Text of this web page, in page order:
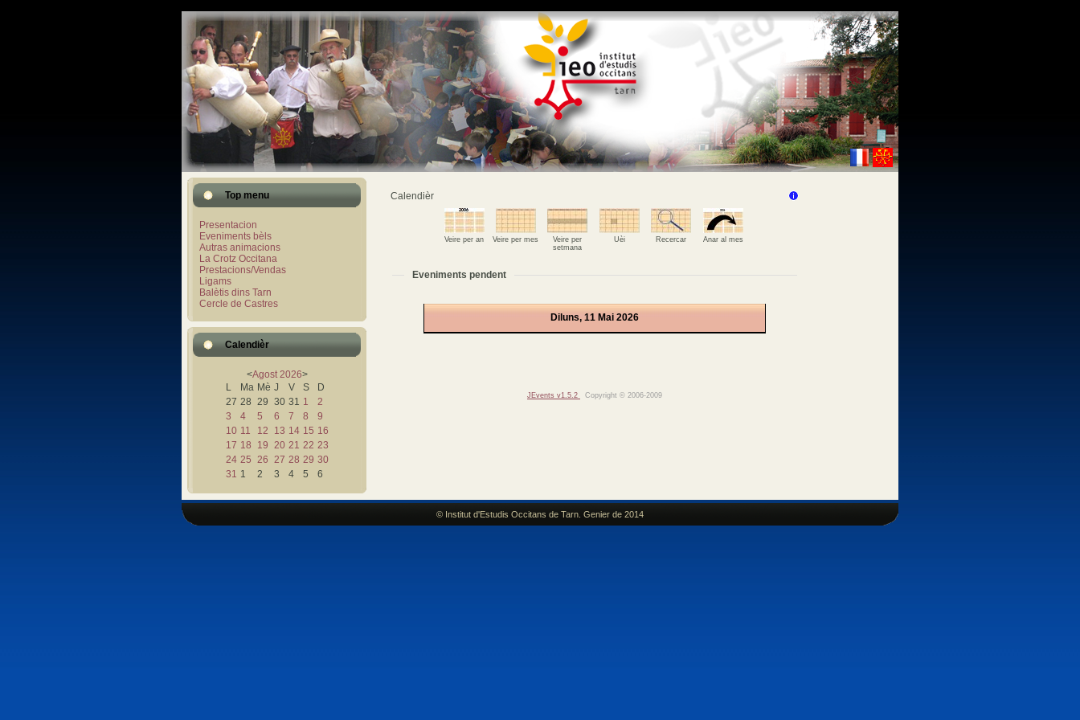
Top menu
Presentacion
Eveniments bèls
Autras animacions
La Crotz Occitana
Prestacions/Vendas
Ligams
Balètis dins Tarn
Cercle de Castres
Calendièr
<Agost 2026>
L
Ma Mè J V S
D
27 28 29 30 31 1
2
3
4 5 6 7 8
9
10 11 12 13 14 15 16
17 18 19 20 21 22 23
24 25 26 27 28 29 30
31 1 2 3 4 5 6
Calendièr
Veire per an Veire per mes
Veire per
setmana
Uèi Recercar Anar al mes
Eveniments pendent
Diluns, 11 Mai 2026
JEvents v1.5.2 Copyright © 2006-2009
© Institut d'Estudis Occitans de Tarn. Genier de 2014